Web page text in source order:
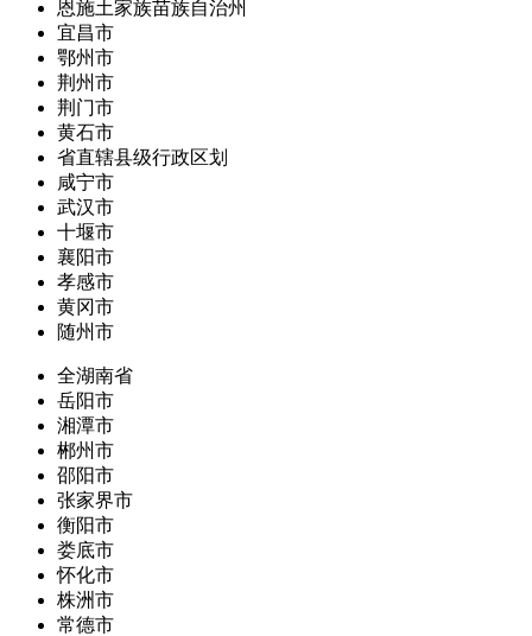
恩施土家族苗族自治州
宜昌市
鄂州市
荆州市
荆门市
黄石市
省直辖县级行政区划
咸宁市
武汉市
十堰市
襄阳市
孝感市
黄冈市
随州市
全湖南省
岳阳市
湘潭市
郴州市
邵阳市
张家界市
衡阳市
娄底市
怀化市
株洲市
常德市